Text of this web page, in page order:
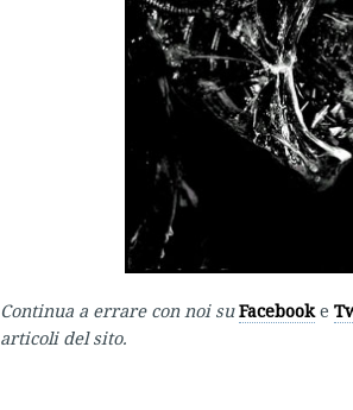
Continua a errare con noi su Facebook e
articoli del sito.